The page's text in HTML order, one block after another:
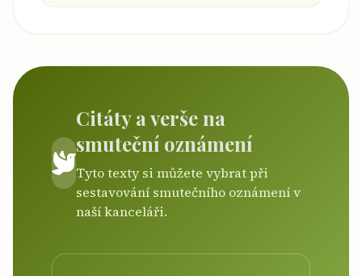
Citáty a verše na
smuteční oznámení
Tyto texty si můžete vybrat při
sestavování smutečního oznámení v
naší kanceláři.